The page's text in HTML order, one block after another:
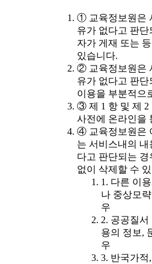
① 교육정보원은
유가 없다고 판
자가 게재 또는
있습니다.
② 교육정보원은
유가 없다고 판
이용을 부분적으
③ 제 1 항 및 제 2
사전에 온라인을
④ 교육정보원은
는 서비스내의
다고 판단되는 경
없이 삭제할 수
1. 다른 이
나 중상모
우
2. 공공질서
용의 정보,
우
3. 반국가적